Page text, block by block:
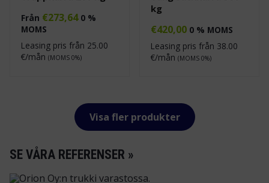
Från €273,64 0 %
MOMS
Leasing pris från 25.00
€/mån (MOMS 0%)
kg
€420,00 0 % MOMS
Leasing pris från 38.00
€/mån (MOMS 0%)
Visa fler produkter
SE VÅRA REFERENSER »